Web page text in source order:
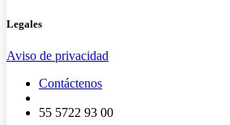
Legales
Aviso de privacidad
Contáctenos
55 5722 93 00